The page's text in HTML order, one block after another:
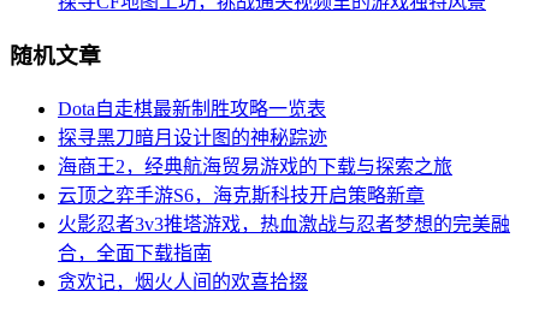
随机文章
Dota自走棋最新制胜攻略一览表
探寻黑刀暗月设计图的神秘踪迹
海商王2，经典航海贸易游戏的下载与探索之旅
云顶之弈手游S6，海克斯科技开启策略新章
火影忍者3v3推塔游戏，热血激战与忍者梦想的完美融
合，全面下载指南
贪欢记，烟火人间的欢喜拾掇